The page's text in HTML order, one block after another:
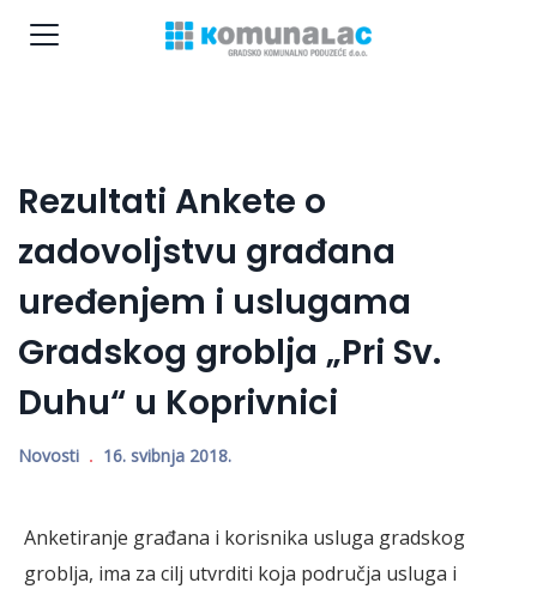
Rezultati Ankete o
zadovoljstvu građana
uređenjem i uslugama
Gradskog groblja „Pri Sv.
Duhu“ u Koprivnici
Novosti 16. svibnja 2018.
Anketiranje građana i korisnika usluga gradskog
groblja, ima za cilj utvrditi koja područja usluga i